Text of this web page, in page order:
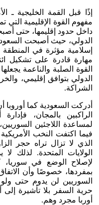
إذًا قبل القمة الخليجية ـ
مفهوم القوة الإقليمية التي
داخل حدود إقليمها، حتى
الدولي، حيث أصبحت
إسلامية مؤثرة في المنطقة
مهارة قادرة على تشكيل
القوة الصلبة والناعمة
الدولي بتوافق إقليمي،
الشراكة.
أدركت السعودية كما أوروبا
الراكبين بالمجان،
لمساعدة اللاجئين
فيما اكتفت النخب
الذي لا تزال تراه حجر
الولايات المتحدة. لذلك
لإصلاح الوضع في
بمفردها، خصوصًا وأن
السوريين لن يدوم حتى
حرية السفر بلا تأشيرة إلى
أوربا مجرد وهم.